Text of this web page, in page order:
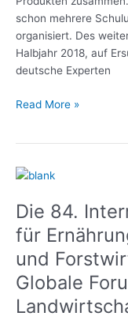
schon mehrere
organisiert. Des
Halbjahr 2018, auf
deutsche Experten
Read More »
Die 84.
für
und
Globale
Die
Internationale
Fachmesse
für
Ernährung,
Gartenbau,
und